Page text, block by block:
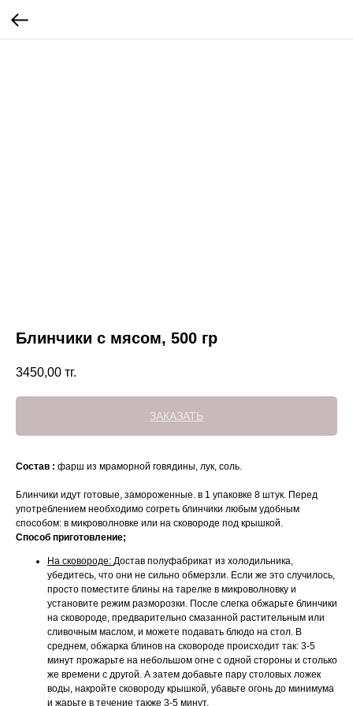
Блинчики с мясом, 500 гр
3450,00 тг.
ЗАКАЗАТЬ
Состав : фарш из мраморной говядины, лук, соль.
Блинчики идут готовые, замороженные. в 1 упаковке 8 штук. Перед
употреблением необходимо согреть блинчики любым удобным
способом: в микроволновке или на сковороде под крышкой.
Способ приготовление;
На сковороде: Достав полуфабрикат из холодильника,
убедитесь, что они не сильно обмерзли. Если же это случилось,
просто поместите блины на тарелке в микроволновку и
установите режим разморозки. После слегка обжарьте блинчики
на сковороде, предварительно смазанной растительным или
сливочным маслом, и можете подавать блюдо на стол. В
среднем, обжарка блинов на сковороде происходит так: 3-5
минут прожарьте на небольшом огне с одной стороны и столько
же времени с другой. А затем добавьте пару столовых ложек
воды, накройте сковороду крышкой, убавьте огонь до минимума
и жарьте в течение также 3-5 минут.